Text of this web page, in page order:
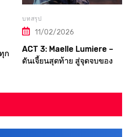
ก
บทสรุป
11/02/2026
ACT 3: Maelle Lumiere –
ดันเจี้ยนสุดท้าย สู่จุดจบของ